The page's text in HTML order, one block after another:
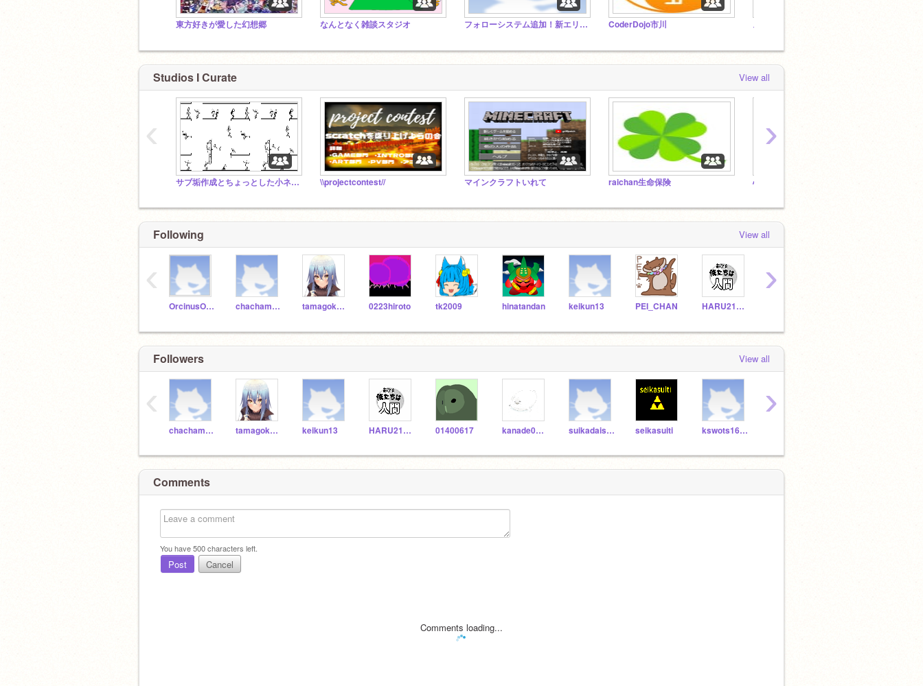
https://scratch.mit.edu/studios/30416323/
見て必ず
東方好きが愛した幻想郷 なんとなく雑談スタジオ フォローシステム追加！新エリア実装！オンラインプラットフォーマー総集編！！！ CoderDojo市川 スクラッチマイクラ委員会！
Studios I Curate View all
サブ垢作成とちょっとした小ネタゲーム作成のお知らせ \\projectcontest// マインクラフトいれて raichan生命保険
‹ ›
Following View all
OrcinusOrca3119 chachamaru1 tamagokakegohan0 0223hiroto tk2009 hinatandan keikun13 PEI_CHAN HARU211209scratch
‹ ›
Followers View all
chachamaru1 tamagokakegohan0 keikun13 HARU211209scratch 01400617 kanade0402 suikadaisuki seikasuiti kswots16106
‹ ›
Comments
You have500characters left.
Post Cancel
Comments loading...